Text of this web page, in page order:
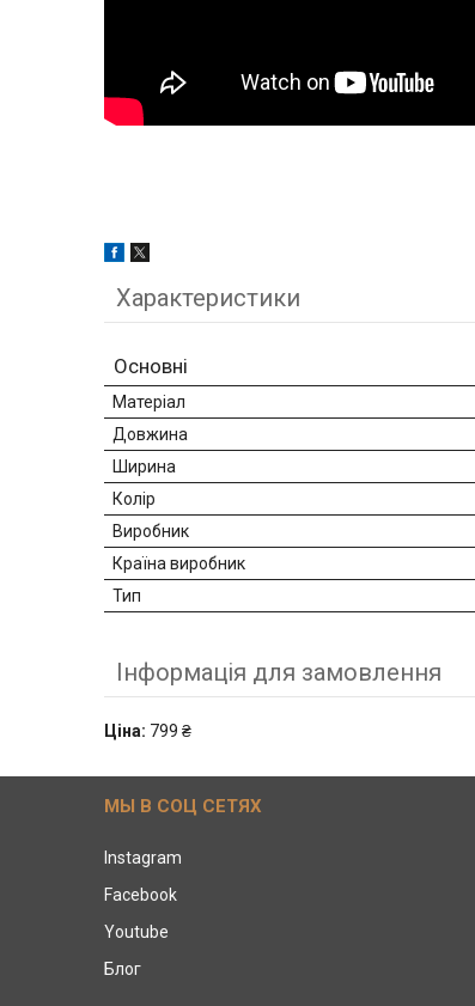
Характеристики
Основні
Матеріал
Довжина
Ширина
Колір
Виробник
Країна виробник
Тип
Інформація для замовлення
Ціна: 799 ₴
МЫ В СОЦ СЕТЯХ
Instagram
Facebook
Youtube
Блог